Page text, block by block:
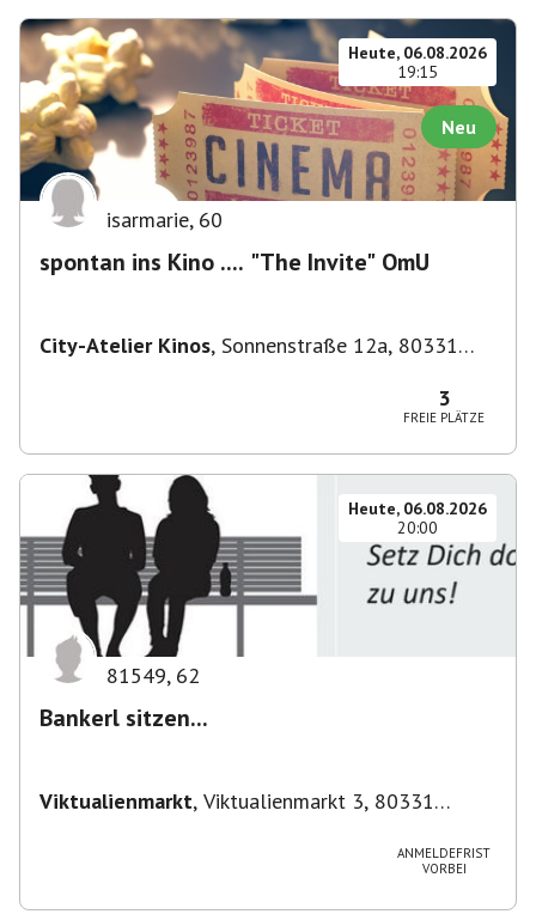
Heute, 06.08.2026
19:15
Neu
isarmarie, 60
spontan ins Kino .... "The Invite" OmU
City-Atelier Kinos, Sonnenstraße 12a, 80331
3
FREIE PLÄTZE
Heute, 06.08.2026
20:00
81549, 62
Bankerl sitzen...
Viktualienmarkt, Viktualienmarkt 3, 80331
ANMELDEFRIST
VORBEI